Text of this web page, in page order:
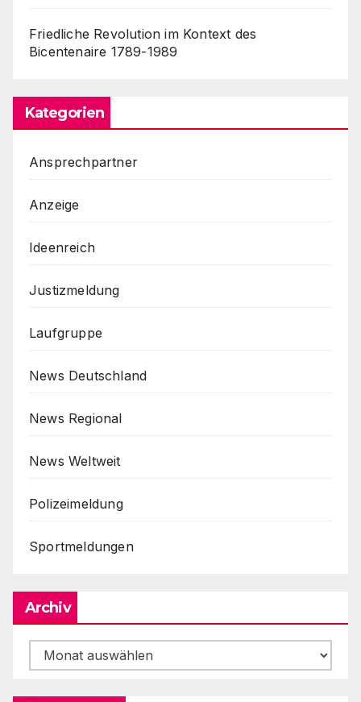
Friedliche Revolution im Kontext des
Bicentenaire 1789-1989
Kategorien
Ansprechpartner
Anzeige
Ideenreich
Justizmeldung
Laufgruppe
News Deutschland
News Regional
News Weltweit
Polizeimeldung
Sportmeldungen
Archiv
Archiv